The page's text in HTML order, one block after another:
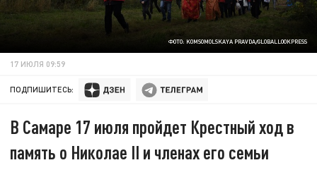
ФОТО: KOMSOMOLSKAYA PRAVDA/GLOBALLOOKPRESS
17 ИЮЛЯ 09:59
ПОДПИШИТЕСЬ:
В Самаре 17 июля пройдет Крестный ход в
память о Николае II и членах его семьи